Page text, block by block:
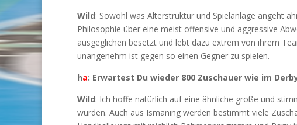
Wild: Sowohl was Alterstruktur und Spielanlage angeht
Philosophie über eine meist offensive und aggressive
ausgeglichen besetzt und lebt dazu extrem von ihrem
unangenehm ist gegen so einen Gegner zu spielen.
ha: Erwartest Du wieder 800 Zuschauer wie im
Wild: Ich hoffe natürlich auf eine ähnliche große und
wurden. Auch aus Ismaning werden bestimmt viele